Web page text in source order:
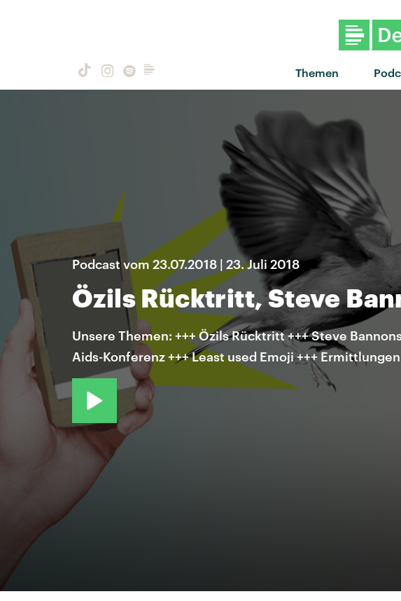
Themen
Podcast vom 23.07.2018 | 23. Juli 2018
Özils Rücktritt, Steve
Unsere Themen: +++ Özils Rücktritt +++ Steve
Aids-Konferenz +++ Least used Emoji +++